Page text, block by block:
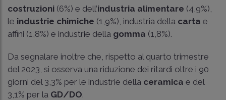
costruzioni (6%) e dell’industria alimentare (4,9%),
le industrie chimiche (1,9%), industria della carta e
affini (1,8%) e industrie della gomma (1,8%).
Da segnalare inoltre che, rispetto al quarto trimestre
del 2023, si osserva una riduzione dei ritardi oltre i 90
giorni del 3,3% per le industrie della ceramica e del
3,1% per la GD/DO.